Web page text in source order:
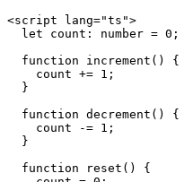
<script lang="ts">
  let count: number = 0;
  function increment() {
    count += 1;
  }
  function decrement() {
    count -= 1;
  }
  function reset() {